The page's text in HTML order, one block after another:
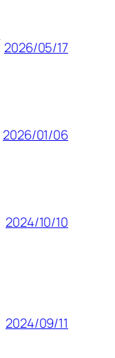
2026/05/17
2026/01/06
2024/10/10
2024/09/11